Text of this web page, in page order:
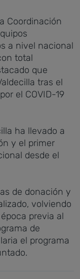
Coordinación
a nivel nacional
total
que
tras el
el COVID-19
ha llevado a
y el primer
desde el
de donación y
volviendo
previa al
de
el programa